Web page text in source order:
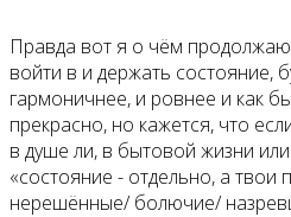
Правда вот я о чём
войти в и держать состояние,
гармоничнее, и ровнее и как
прекрасно, но кажется, что
в душе ли, в бытовой жизни
«состояние - отдельно, а
нерешённые/ болючие/